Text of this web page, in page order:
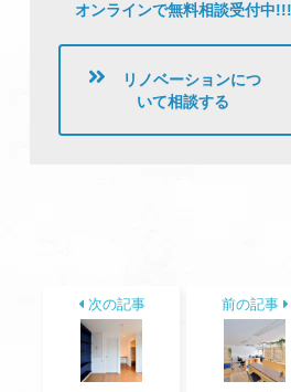
オンラインで無料相談受付中!!!
リノベーションにつ
いて相談する
次の記事 前の記事